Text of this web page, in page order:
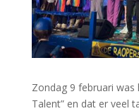
Zondag 9 februari was
Talent” en dat er veel